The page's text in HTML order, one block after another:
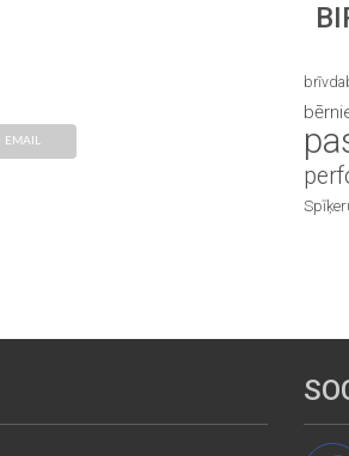
EMAIL